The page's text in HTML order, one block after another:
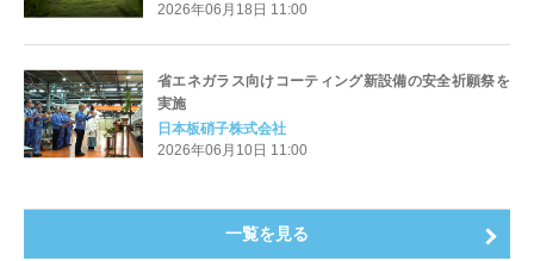
2026年06月18日 11:00
省エネガラス向けコーティング新設備の安全祈願祭を
実施
日本板硝子株式会社
2026年06月10日 11:00
一覧を見る